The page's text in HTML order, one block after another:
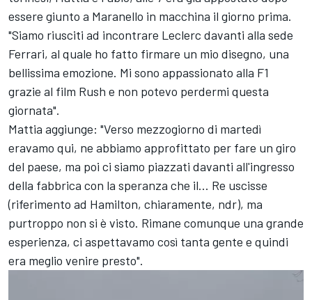
essere giunto a Maranello in macchina il giorno prima.
"Siamo riusciti ad incontrare Leclerc davanti alla sede
Ferrari, al quale ho fatto firmare un mio disegno, una
bellissima emozione. Mi sono appassionato alla F1
grazie al film Rush e non potevo perdermi questa
giornata".
Mattia aggiunge: "Verso mezzogiorno di martedì
eravamo qui, ne abbiamo approfittato per fare un giro
del paese, ma poi ci siamo piazzati davanti all'ingresso
della fabbrica con la speranza che il... Re uscisse
(riferimento ad Hamilton, chiaramente, ndr), ma
purtroppo non si è visto. Rimane comunque una grande
esperienza, ci aspettavamo così tanta gente e quindi
era meglio venire presto".